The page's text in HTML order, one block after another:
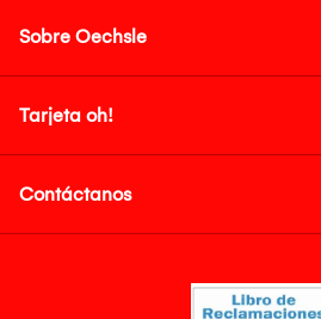
Sobre Oechsle
Tarjeta oh!
Contáctanos